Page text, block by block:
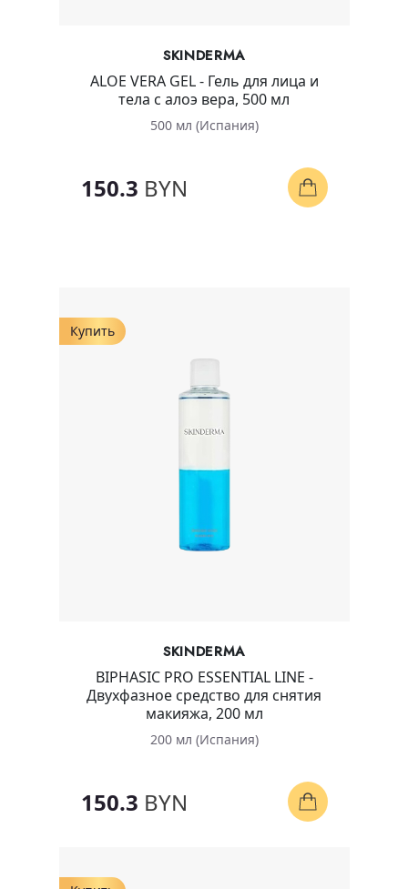
SKINDERMA
ALOE VERA GEL - Гель для лица и
тела с алоэ вера, 500 мл
500 мл (Испания)
150.3 BYN
Купить
SKINDERMA
BIPHASIC PRO ESSENTIAL LINE -
Двухфазное средство для снятия
макияжа, 200 мл
200 мл (Испания)
150.3 BYN